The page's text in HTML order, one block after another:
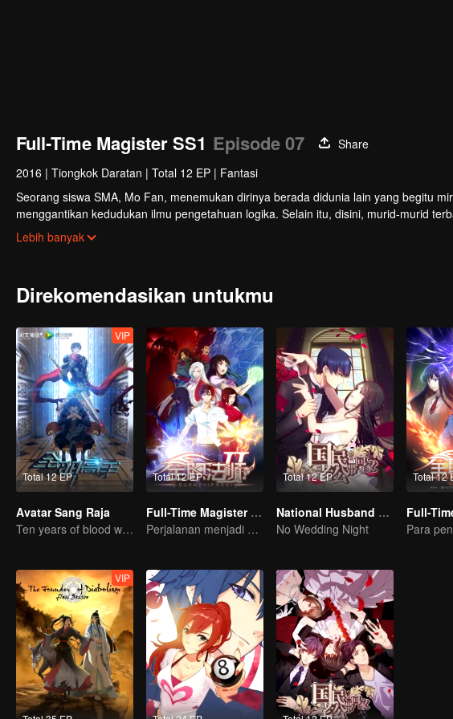
Full-Time Magister SS1 Episode 07
Share
2016 | Tiongkok Daratan | Total 12 EP | Fantasi
Seorang siswa SMA, Mo Fan, menemukan dirinya berada didunia lain yang begitu
menggantikan kedudukan ilmu pengetahuan logika. Selain itu, disini, murid-murid
untuk melawan monster hutan besar jahat yang mengelilingi kota.
Lebih banyak
Direkomendasikan untukmu
Total 12 EP
VIP
Avatar Sang Raja
Ten years of blood writing esports brilliant
Total 12 EP
Full-Time Magister S2
Perjalanan menjadi orang paling jenius di Sekolah
Total 12 EP
National Husband Bring Home SS1
No Wedding Night
Total 12
VIP